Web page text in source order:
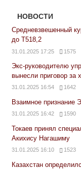
НОВОСТИ
Средневзвешенный
до Т518,2
31.01.2025 17:25 1575
Экс-руководителю
вынесли приговор за
31.01.2025 16:54 1642
Взаимное признание
31.01.2025 16:42 1590
Токаев принял
Акихису Нагашиму
31.01.2025 16:10 1523
Казахстан